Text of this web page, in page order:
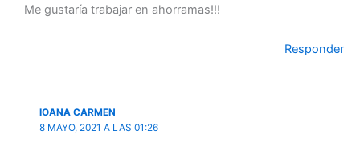
Me gustaría trabajar en ahorramas!!!
Responder
IOANA CARMEN
8 MAYO, 2021 A LAS 01:26